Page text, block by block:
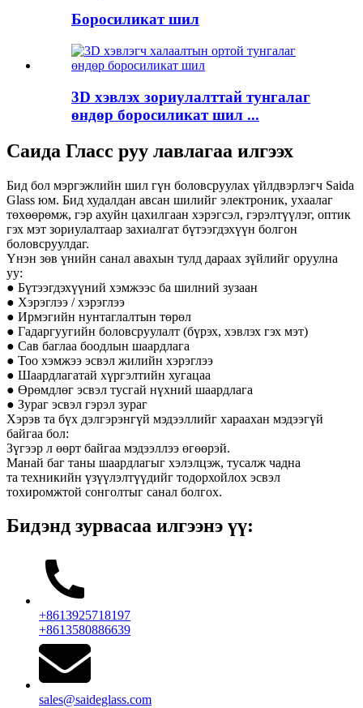
Боросиликат шил
3D хэвлэх зориулалттай тунгалаг
өндөр боросиликат шил ...
Саида Гласс руу лавлагаа илгээх
Бид бол мэргэжлийн шил гүн боловсруулах үйлдвэрлэгч Saida
Glass юм. Бид худалдан авсан шилийг электроник, ухаалаг
төхөөрөмж, гэр ахуйн цахилгаан хэрэгсэл, гэрэлтүүлэг, оптик
гэх мэт зориулалтаар захиалгат бүтээгдэхүүн болгон
боловсруулдаг.
Үнэн зөв үнийн санал авахын тулд дараах зүйлийг оруулна
уу:
● Бүтээгдэхүүний хэмжээс ба шилний зузаан
● Хэрэглээ / хэрэглээ
● Ирмэгийн нунтаглалтын төрөл
● Гадаргуугийн боловсруулалт (бүрэх, хэвлэх гэх мэт)
● Сав баглаа боодлын шаардлага
● Тоо хэмжээ эсвэл жилийн хэрэглээ
● Шаардлагатай хүргэлтийн хугацаа
● Өрөмдлөг эсвэл тусгай нүхний шаардлага
● Зураг эсвэл гэрэл зураг
Хэрэв та бүх дэлгэрэнгүй мэдээллийг хараахан мэдээгүй
байгаа бол:
Зүгээр л өөрт байгаа мэдээллээ өгөөрэй.
Манай баг таны шаардлагыг хэлэлцэж, тусалж чадна
та техникийн үзүүлэлтүүдийг тодорхойлох эсвэл
тохиромжтой сонголтыг санал болгох.
Бидэнд зурвасаа илгээнэ үү:
+8613925718197
+8613580886639
sales@saideglass.com